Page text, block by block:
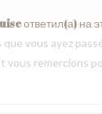
ответил(а) на
que vous ayez
vous remercions